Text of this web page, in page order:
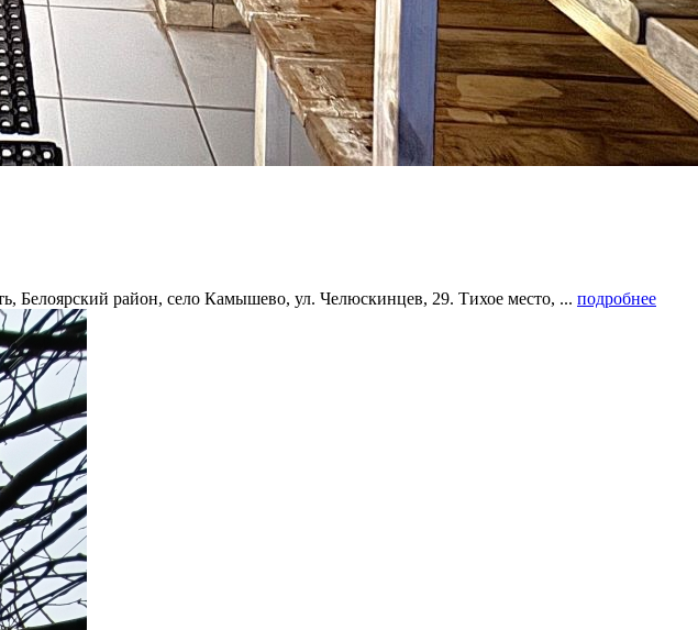
Белоярский район, село Камышево, ул. Челюскинцев, 29. Тихое место, ... подробнее